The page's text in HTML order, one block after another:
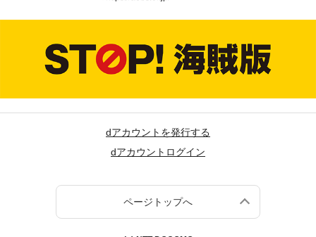
dアカウントを発行する
dアカウントログイン
ページトップへ